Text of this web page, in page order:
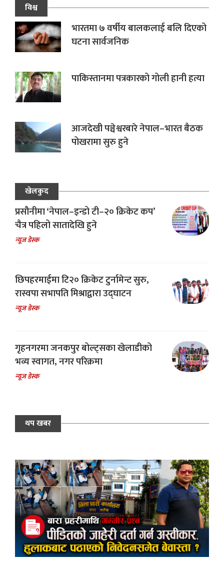
विश्व
भारतमा ७ वर्षीय बालकलाई बलि दिएको
घटना सार्वजनिक
पाकिस्तानमा पत्रकारको गोली हानी हत्या
आजदेखी पञ्चेश्वरबारे नेपाल–भारत बैठक
पोखरामा सुरु हुने
खेलकुद
प्रसौनीमा ‘नेपाल–इन्डो टी–२० क्रिकेट कप’
चैत्र पहिलो सातादेखि हुने
न्यूज डेस्क
छिपहरमाईमा टि२० क्रिकेट टुर्नामेन्ट सुरु,
रास्वपा सभापति मिश्राद्वारा उद्घाटन
न्यूज डेस्क
गृहनगरमा जनकपुर बोल्ट्सका खेलाडीको
भव्य स्वागत, नगर परिक्रमा
न्यूज डेस्क
थप खबर